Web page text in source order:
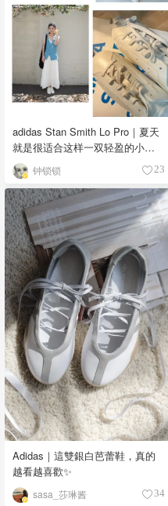
adidas Stan Smith Lo Pro｜夏天
就是很适合这样一双轻盈的小白
鞋
钟锁锁 23
Adidas｜這雙銀白芭蕾鞋，真的
越看越喜歡✨
sasa_莎琳酱 34